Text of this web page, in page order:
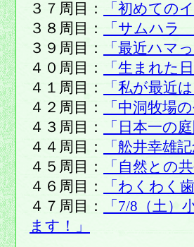
３７周目：
「初めての
３８周目：
「サムハラ
３９周目：
「最近ハマ
４０周目：
「生まれた
４１周目：
「私が最近
４２周目：
「中洞牧場
４３周目：
「日本一の
４４周目：
「舩井幸雄
４５周目：
「自然との
４６周目：
「わくわく
４７周目：
「7/8（土
ます！」